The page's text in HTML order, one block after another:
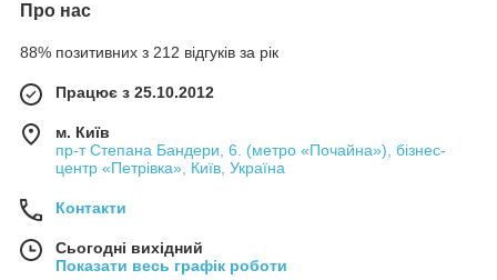
Про нас
88% позитивних з 212 відгуків за рік
Працює з 25.10.2012
м. Київ
пр-т Степана Бандери, 6. (метро «Почайна»), бізнес-
центр «Петрівка», Київ, Україна
Контакти
Сьогодні вихідний
Показати весь графік роботи